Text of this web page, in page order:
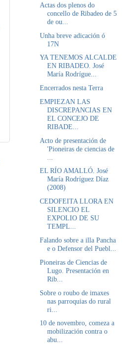
Actas dos plenos do
concello de Ribadeo de 5
de ou...
Unha breve adicación ó
17N
YA TENEMOS ALCALDE
EN RIBADEO. José
María Rodrígue...
Encerrados nesta Terra
EMPIEZAN LAS
DISCREPANCIAS EN
EL CONCEJO DE
RIBADE...
Acto de presentación de
'Pioneiras de ciencias de
EL RÍO AMALLÓ. José
María Rodríguez Díaz
(2008)
CEDOFEITA LLORA EN
SILENCIO EL
EXPOLIO DE SU
TEMPL...
Falando sobre a illa Pancha
e o Defensor del Puebl...
Pioneiras de Ciencias de
Lugo. Presentación en
Rib...
Sobre o roubo de imaxes
nas parroquias do rural
ri...
10 de novembro, comeza a
mobilización contra o
abu...